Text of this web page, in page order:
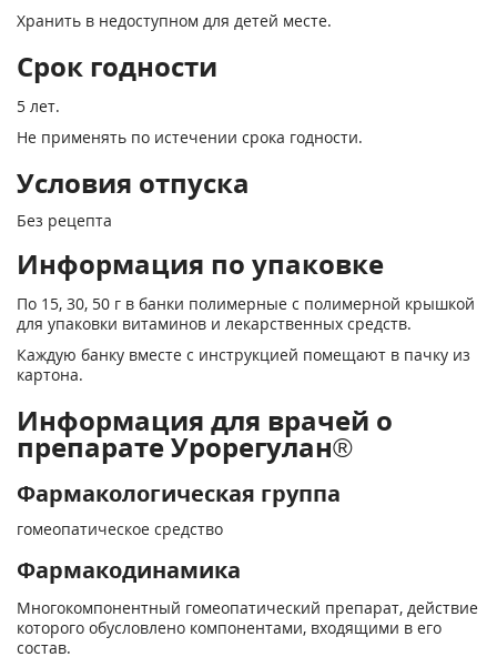
Хранить в недоступном для детей месте.
Срок годности
5 лет.
Не применять по истечении срока годности.
Условия отпуска
Без рецепта
Информация по упаковке
По 15, 30, 50 г в банки полимерные с полимерной крышкой
для упаковки витаминов и лекарственных средств.
Каждую банку вместе с инструкцией помещают в пачку из
картона.
Информация для врачей о
препарате Урорегулан®
Фармакологическая группа
гомеопатическое средство
Фармакодинамика
Многокомпонентный гомеопатический препарат, действие
которого обусловлено компонентами, входящими в его
состав.